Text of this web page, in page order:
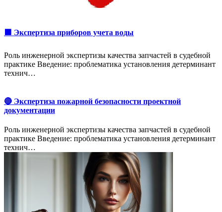
🟩 Экспертиза приборов учета воды
Роль инженерной экспертизы качества запчастей в судебной
практике Введение: проблематика установления детерминант
технич…
🔴 Экспертиза пожарной безопасности проектной
документации
Роль инженерной экспертизы качества запчастей в судебной
практике Введение: проблематика установления детерминант
технич…